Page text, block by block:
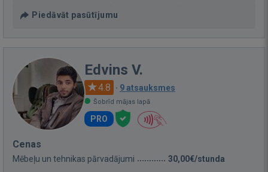
Piedāvāt pasūtījumu
Edvins V.
4.8 · 9 atsauksmes
Šobrīd mājas lapā
PRO
Cenas
Mēbeļu un tehnikas pārvadājumi 30,00€/stunda